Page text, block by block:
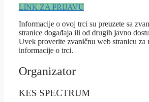
LINK ZA PRIJAVU
Informacije o ovoj trci su preuzete sa
stranice događaja ili od drugih javno
Uvek proverite zvaničnu web stranicu za
informacije o trci.
Organizator
KES SPECTRUM